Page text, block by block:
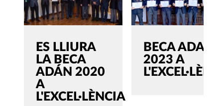
ES LLIURA
LA BECA
ADÁN 2020
A
L'EXCEL·LÈNCIA
BECA ADAN
2023 A